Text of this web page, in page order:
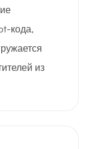
кода,
из